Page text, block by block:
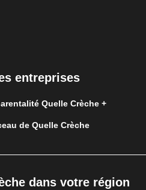
entreprises
Quelle Crèche +
de Quelle Crèche
dans votre région